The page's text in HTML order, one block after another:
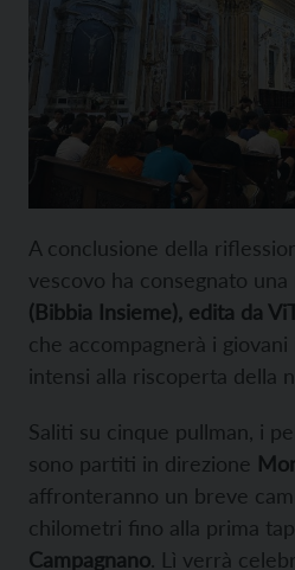
A conclusione della
vescovo ha consegnato una
(Bibbia Insieme), edita da
che accompagnerà i
intensi alla riscoperta della
Saliti su cinque pullman, i
sono partiti in direzione
affronteranno un breve
chilometri fino alla prima
Campagnano. Lì verrà